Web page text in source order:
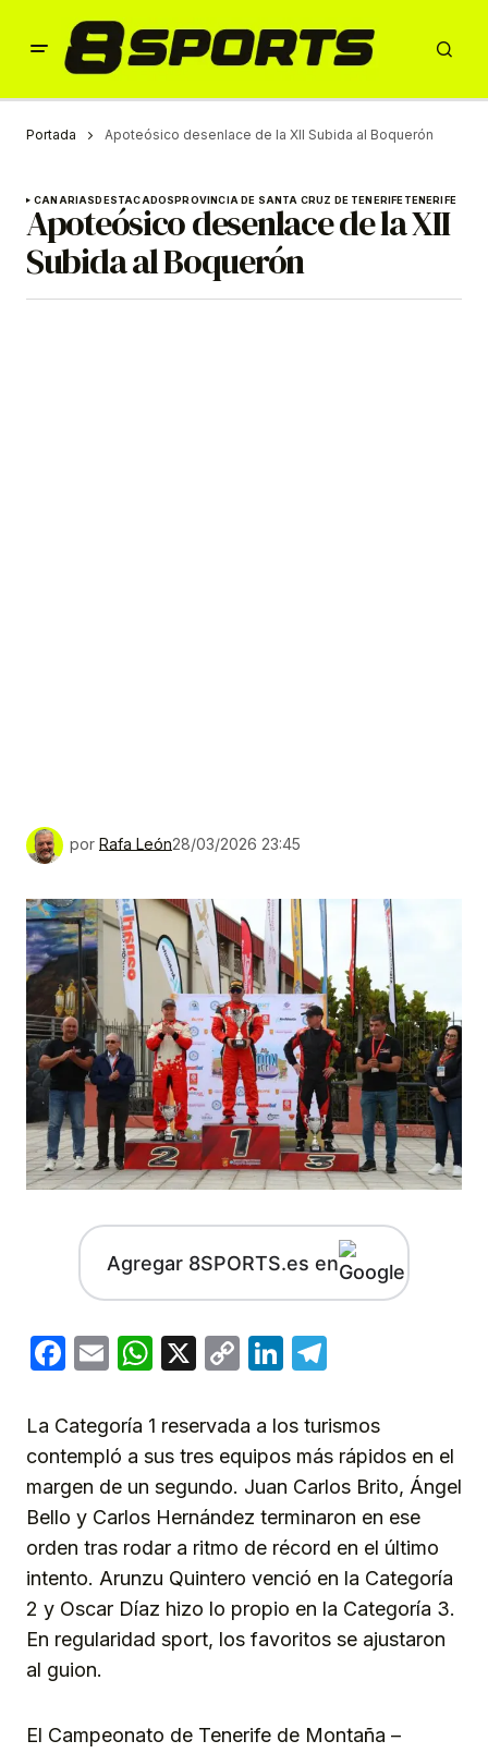
Portada Apoteósico desenlace de la XII Subida al Boquerón
CANARIASDESTACADOSPROVINCIA DE SANTA CRUZ DE TENERIFETENERIFE
Apoteósico desenlace de la XII
Subida al Boquerón
por Rafa León28/03/2026 23:45
Agregar 8SPORTS.es en
Facebook
EmailWhatsApp
X
CopyLinkedIn
La Categoría 1 reservada a los turismos
contempló a sus tres equipos más rápidos en el
margen de un segundo. Juan Carlos Brito, Ángel
Bello y Carlos Hernández terminaron en ese
orden tras rodar a ritmo de récord en el último
intento. Arunzu Quintero venció en la Categoría
2 y Oscar Díaz hizo lo propio en la Categoría 3.
En regularidad sport, los favoritos se ajustaron
al guion.
El Campeonato de Tenerife de Montaña –